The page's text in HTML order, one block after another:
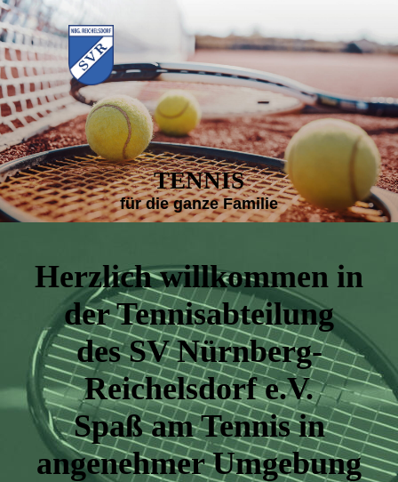
TENNIS
für die ganze Familie
Herzlich willkommen in
der Tennisabteilung
des SV Nürnberg-
Reichelsdorf e.V.
Spaß am Tennis in
angenehmer Umgebung